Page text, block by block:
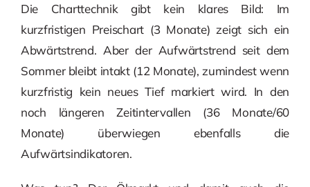
Die Charttechnik gibt kein klares Bild: Im
kurzfristigen Preischart (3 Monate) zeigt sich ein
Abwärtstrend. Aber der Aufwärtstrend seit dem
Sommer bleibt intakt (12 Monate), zumindest wenn
kurzfristig kein neues Tief markiert wird. In den
noch längeren Zeitintervallen (36 Monate/60
Monate) überwiegen ebenfalls die
Aufwärtsindikatoren.